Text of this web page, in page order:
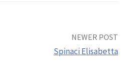
NEWER POST
Spinaci Elisabetta